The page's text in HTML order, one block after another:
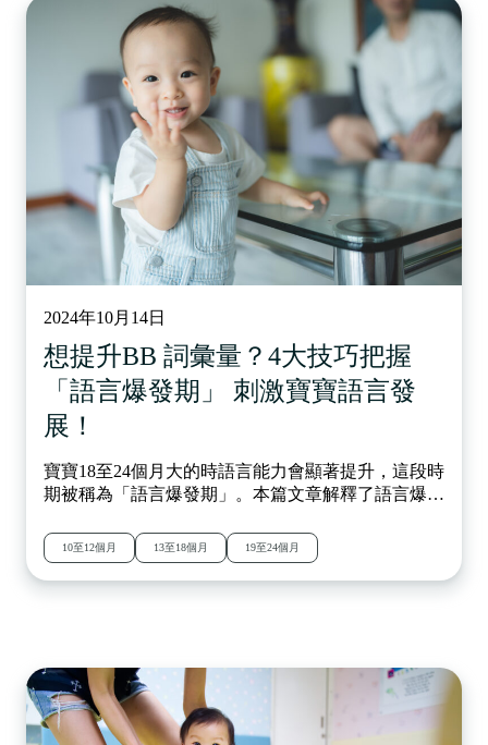
2024年10月14日
想提升BB 詞彙量？4大技巧把握
「語言爆發期」 刺激寶寶語言發
展！
寶寶18至24個月大的時語言能力會顯著提升，這段時
期被稱為「語言爆發期」。本篇文章解釋了語言爆發
如使用「父母語」、自我談話、閱讀繪本等方式，來
幫助寶寶語言能力的發展。無論寶寶的語言進程如
何，父母的積極引導對其語言學習至關重要。
10至12個月 13至18個月 19至24個月